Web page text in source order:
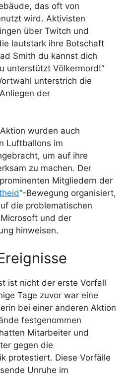
das oft von
wird. Aktivisten
über Twitch und
lautstark ihre Botschaft
Smith du kannst dich
unterstützt Völkermord!“
unterstrich die
der
wurden auch
Luftballons im
um auf ihre
zu machen. Der
Mitgliedern der
“-Bewegung organisiert,
die problematischen
und der
hinweisen.
ist nicht der erste Vorfall
Tage zuvor war eine
bei einer anderen Aktion
festgenommen
Mitarbeiter und
gegen die
protestiert. Diese Vorfälle
Unruhe im